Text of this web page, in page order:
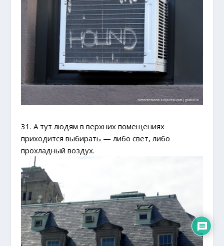
31. А тут людям в верхних помещениях
приходится выбирать — либо свет, либо
прохладный воздух.